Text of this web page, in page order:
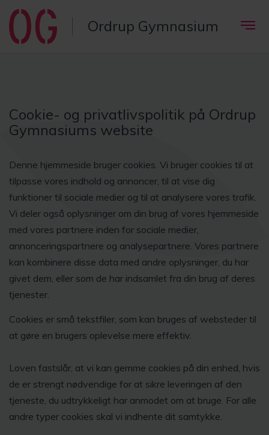
Ordrup Gymnasium
Cookie- og privatlivspolitik på Ordrup
Gymnasiums website
Denne hjemmeside bruger cookies. Vi bruger cookies til at
tilpasse vores indhold og annoncer, til at vise dig
funktioner til sociale medier og til at analysere vores trafik.
Vi deler også oplysninger om din brug af vores hjemmeside
med vores partnere inden for sociale medier,
annonceringspartnere og analysepartnere. Vores partnere
kan kombinere disse data med andre oplysninger, du har
givet dem, eller som de har indsamlet fra din brug af deres
tjenester.
Cookies er små tekstfiler, som kan bruges af websteder til
at gøre en brugers oplevelse mere effektiv.
Loven fastslår, at vi kan gemme cookies på din enhed, hvis
de er strengt nødvendige for at sikre leveringen af den
tjeneste, du udtrykkeligt har anmodet om at bruge. For alle
andre typer cookies skal vi indhente dit samtykke.